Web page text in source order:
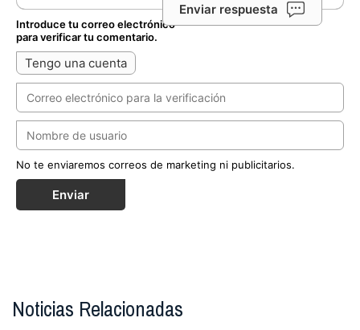
Enviar respuesta
Introduce tu correo electrónico
para verificar tu comentario.
Tengo una cuenta
No te enviaremos correos de marketing ni publicitarios.
Enviar
Noticias Relacionadas